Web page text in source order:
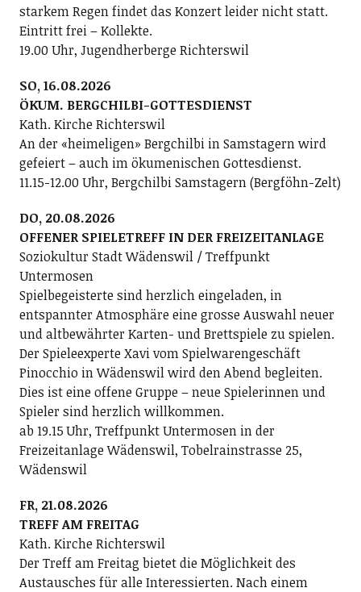
starkem Regen findet das Konzert leider nicht statt.
Eintritt frei – Kollekte.
19.00 Uhr, Jugendherberge Richterswil
SO, 16.08.2026
ÖKUM. BERGCHILBI-GOTTESDIENST
Kath. Kirche Richterswil
An der «heimeligen» Bergchilbi in Samstagern wird
gefeiert – auch im ökumenischen Gottesdienst.
11.15-12.00 Uhr, Bergchilbi Samstagern (Bergföhn-Zelt)
DO, 20.08.2026
OFFENER SPIELETREFF IN DER FREIZEITANLAGE
Soziokultur Stadt Wädenswil / Treffpunkt
Untermosen
Spielbegeisterte sind herzlich eingeladen, in
entspannter Atmosphäre eine grosse Auswahl neuer
und altbewährter Karten- und Brettspiele zu spielen.
Der Spieleexperte Xavi vom Spielwarengeschäft
Pinocchio in Wädenswil wird den Abend begleiten.
Dies ist eine offene Gruppe – neue Spielerinnen und
Spieler sind herzlich willkommen.
ab 19.15 Uhr, Treffpunkt Untermosen in der
Freizeitanlage Wädenswil, Tobelrainstrasse 25,
Wädenswil
FR, 21.08.2026
TREFF AM FREITAG
Kath. Kirche Richterswil
Der Treff am Freitag bietet die Möglichkeit des
Austausches für alle Interessierten. Nach einem